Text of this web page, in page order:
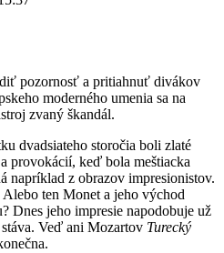
pozornosť a pritiahnuť divákov
moderného umenia sa na
zvaný škandál.
dvadsiateho storočia boli zlaté
provokácií, keď bola meštiacka
napríklad z obrazov impresionistov.
ten Monet a jeho východ
Dnes jeho impresie napodobuje už
Veď ani Mozartov Turecký